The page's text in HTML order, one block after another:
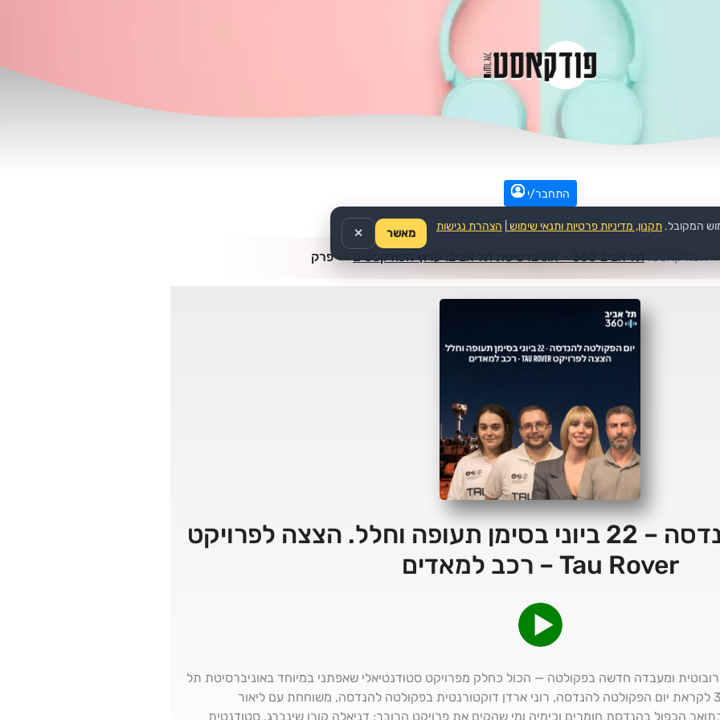
התחבר/י
הפודקאסט: תל אביב 360 – אוניברסיטת תל אביב: ערוץ הפודקסטים >>פרק
יום הפקולטה להנדסה – 22 ביוני בסימן תעופה וחלל. הצצה לפרויקט
Tau Rover – רכב למאדים
רובוטית ומעבדה חדשה בפקולטה — הכול כחלק מפרויקט סטודנטיאלי שאפתני במיוחד באוניברסיטת תל
אביב.בפרק מיוחד של תל אביב 360 לקראת יום הפקולטה להנדסה, רוני ארדן דוקטורנטית בפקולטה להנדסה, משוחחת עם ליאור
הכפול בהנדסת חומרים וכימיה ומי שהקים את פרויקט הרובר; דניאלה קורן שינברג, סטודנטית
המקובל. תקנון, מדיניות פרטיות ותנאי שימוש הצהרת נגישות
מאשר ✕